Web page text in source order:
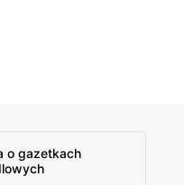
o gazetkach